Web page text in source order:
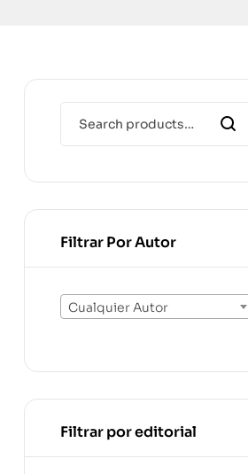
Filtrar Por Autor
Cualquier Autor
Filtrar por editorial